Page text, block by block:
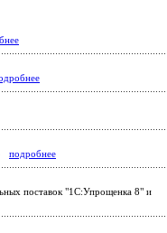
подробнее
поставок "1С:Упрощенка 8" и